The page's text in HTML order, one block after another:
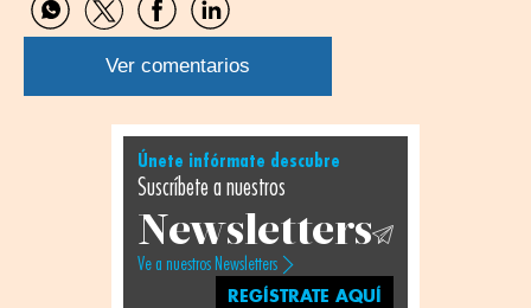
Compartir
por
WhatsApp
Compartir
por
Twitter
Compartir
por
Facebook
Compartir
por
Linkedin
Ver comentarios
Únete infórmate descubre
Suscríbete a nuestros
Newsletters
Ve a nuestros Newsletters
REGÍSTRATE AQUÍ